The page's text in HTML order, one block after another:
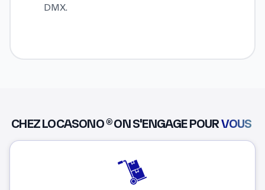
DMX.
CHEZ LOCASONO ® ON S'ENGAGE POURVOUS